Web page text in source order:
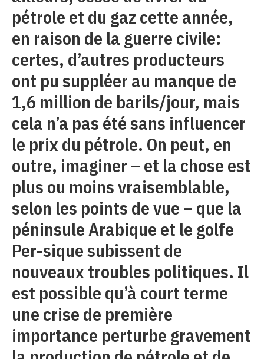
pétrole et du gaz cette année,
en raison de la guerre civile:
certes, d’autres producteurs
ont pu suppléer au manque de
1,6 million de barils/jour, mais
cela n’a pas été sans influencer
le prix du pétrole. On peut, en
outre, imaginer – et la chose est
plus ou moins vraisemblable,
selon les points de vue – que la
péninsule Arabique et le golfe
Per-sique subissent de
nouveaux troubles politiques. Il
est possible qu’à court terme
une crise de première
importance perturbe gravement